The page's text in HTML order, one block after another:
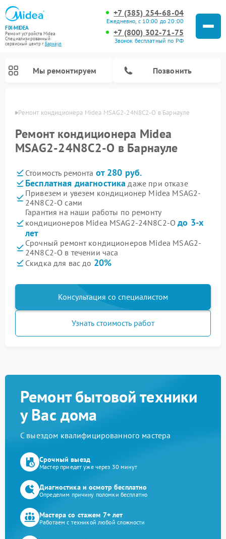
FIX-MIDEA
Ремонт устройств Midea
Специализированный
cервисный центр г.Барнаул
+7 (385) 254-68-04
Ежедневно, с 10:00 до 20:00
+7 (800) 302-71-75
Звонок бесплатный по РФ
Мы ремонтируем Позвонить
Ремонт кондиционера Midea MSAG2-24N8C2-O в Барнауле
Ремонт кондиционера Midea
MSAG2-24N8C2-O в Барнауле
Стоимость ремонта от 280 руб.
Бесплатная диагностика даже при отказе
Привезем и увезем кондиционер Midea MSAG2-
24N8C2-O сами
Гарантия на наши работы по ремонту
кондиционеров Midea MSAG2-24N8C2-Oдо 3-х
лет
Срочный ремонт кондиционеров Midea MSAG2-
24N8C2-O в течении часа
Скидка для вас до 20%
Консультация со специалистом
Узнать стоимость работ
Ремонт бытовой техники
у Вас дома
С выездом квалифицированного мастера
Срочный выезд
Мастер приедет уже через 30 минут
Диагностика и осмотр бесплатно
Определим причину поломки бесплатно
Мастера со стажем 7+ лет
Работаем с техникой любой сложности